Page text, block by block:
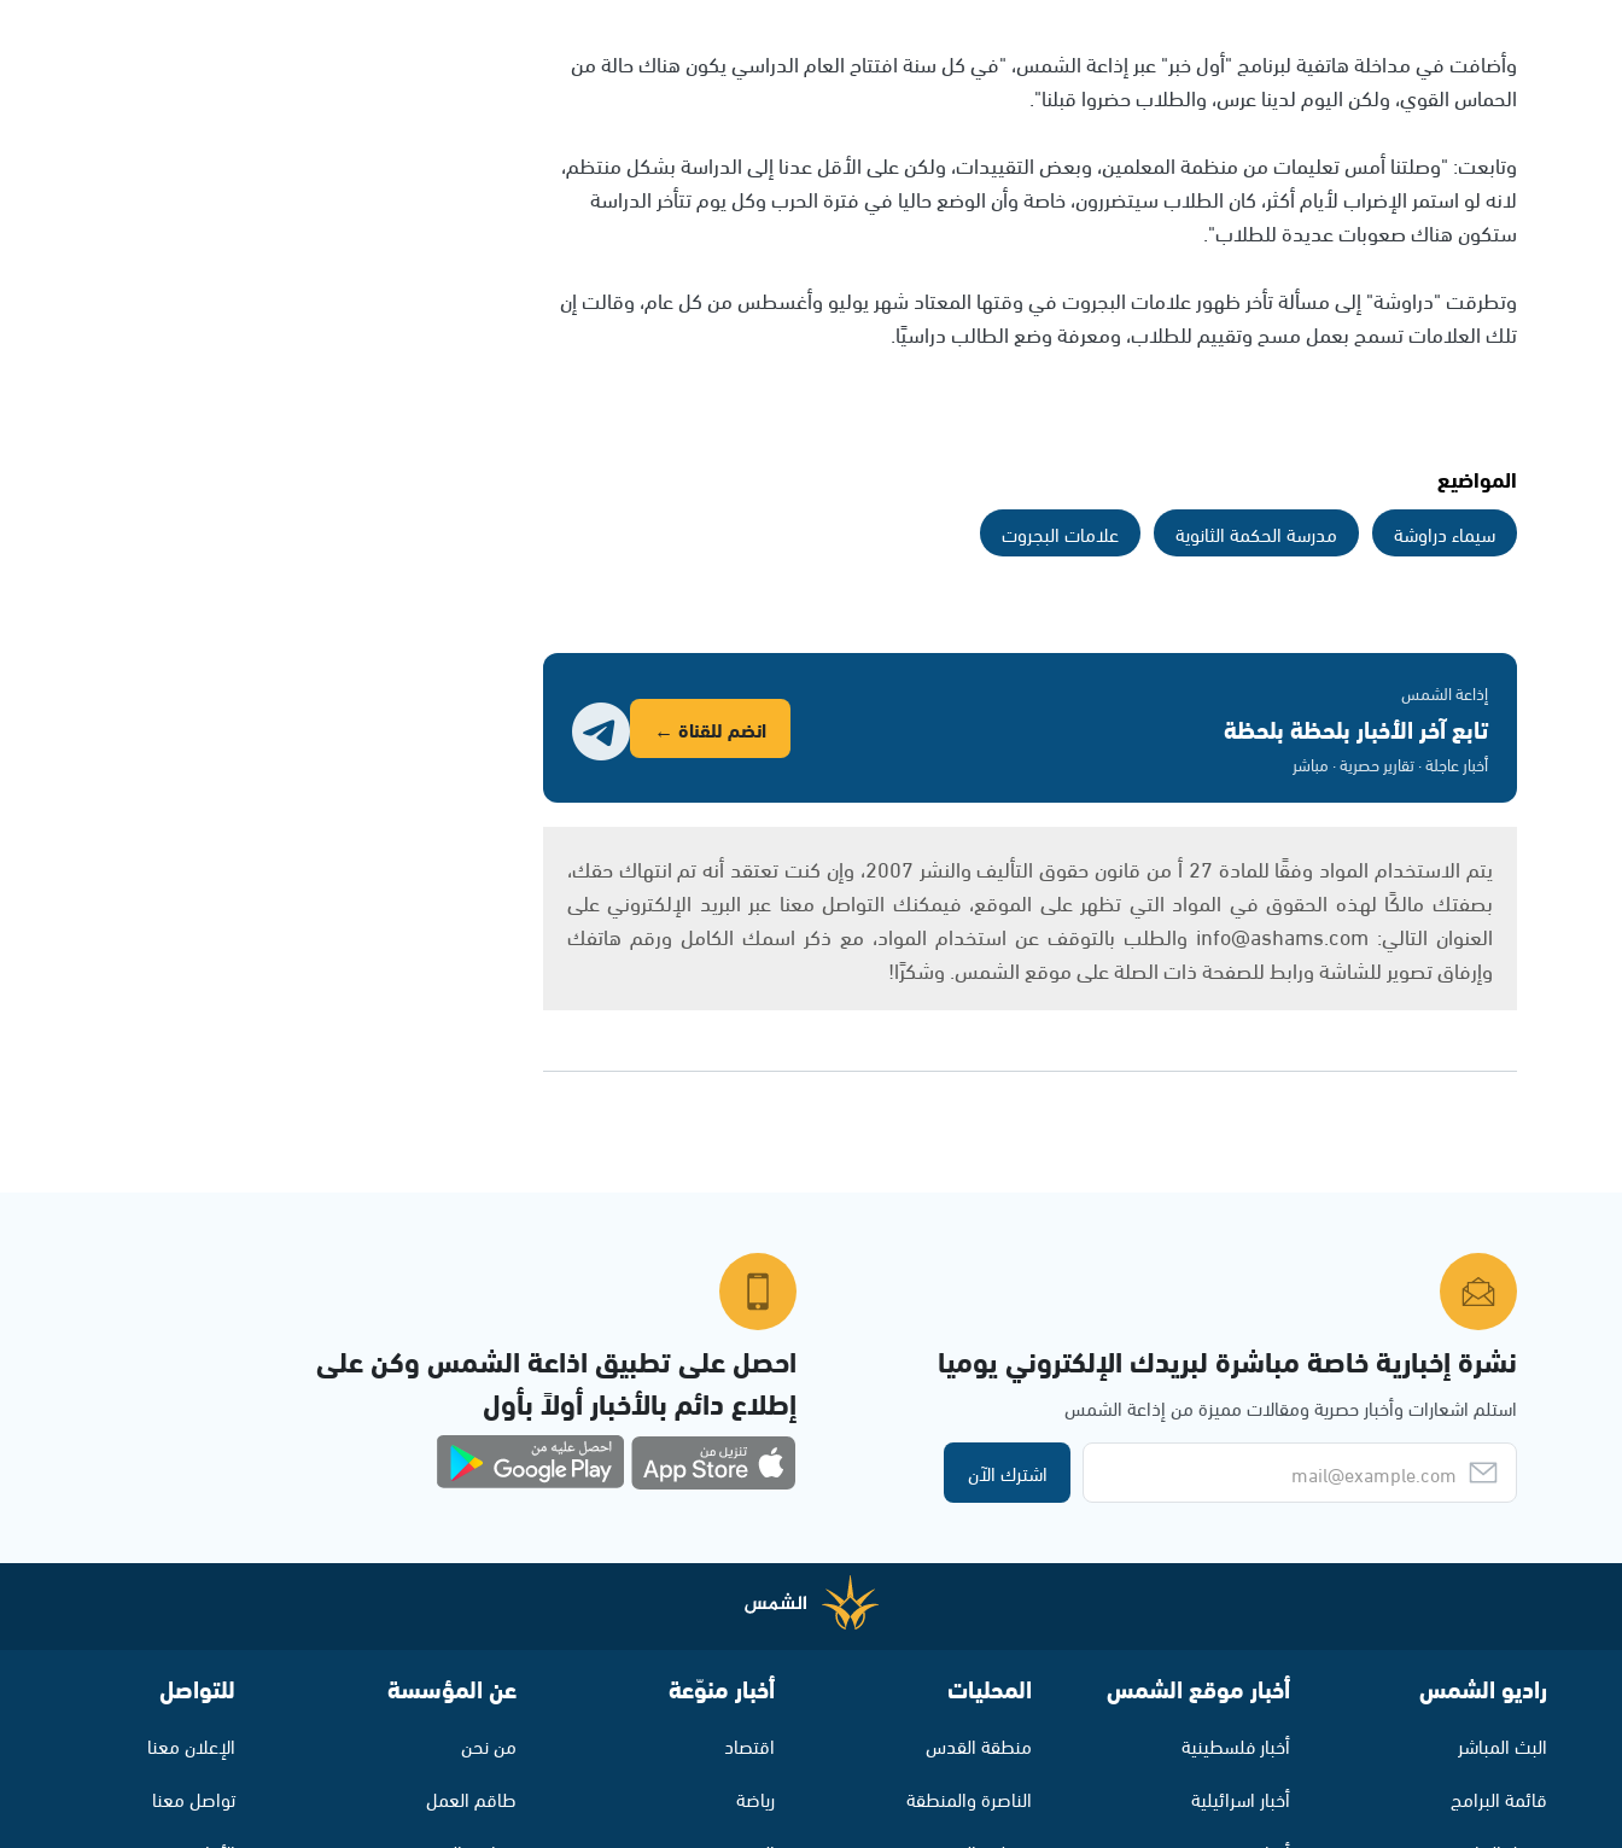
وأضافت في مداخلة هاتفية لبرنامج "أول خبر" عبر إذاعة الشمس، "في كل سنة افتتاح العام الدراسي يكون هناك حالة من
الحماس القوي، ولكن اليوم لدينا عرس، والطلاب حضروا قبلنا".
وتابعت: "وصلتنا أمس تعليمات من منظمة المعلمين، وبعض التقييدات، ولكن على الأقل عدنا إلى الدراسة بشكل منتظم،
لانه لو استمر الإضراب لأيام أكثر، كان الطلاب سيتضررون، خاصة وأن الوضع حاليا في فترة الحرب وكل يوم تتأخر الدراسة
ستكون هناك صعوبات عديدة للطلاب".
وتطرقت "دراوشة" إلى مسألة تأخر ظهور علامات البجروت في وقتها المعتاد شهر يوليو وأغسطس من كل عام، وقالت إن
تلك العلامات تسمح بعمل مسح وتقييم للطلاب، ومعرفة وضع الطالب دراسيًا.
المواضيع
سيماء دراوشة مدرسة الحكمة الثانوية علامات البجروت
إذاعة الشمس
تابع آخر الأخبار بلحظة بلحظة
أخبار عاجلة · تقارير حصرية · مباشر
انضم للقناة ←
يتم الاستخدام المواد وفقًا للمادة 27 أ من قانون حقوق التأليف والنشر 2007، وإن كنت تعتقد أنه تم انتهاك حقك،
بصفتك مالكًا لهذه الحقوق في المواد التي تظهر على الموقع، فيمكنك التواصل معنا عبر البريد الإلكتروني على
العنوان التالي: info@ashams.com والطلب بالتوقف عن استخدام المواد، مع ذكر اسمك الكامل ورقم هاتفك
وإرفاق تصوير للشاشة ورابط للصفحة ذات الصلة على موقع الشمس. وشكرًا!
نشرة إخبارية خاصة مباشرة لبريدك الإلكتروني يوميا
استلم اشعارات وأخبار حصرية ومقالات مميزة من إذاعة الشمس
اشترك الآن
احصل على تطبيق اذاعة الشمس وكن على
إطلاع دائم بالأخبار أولاً بأول
راديو الشمس
البث المباشر
قائمة البرامج
أخبار موقع الشمس
أخبار فلسطينية
أخبار اسرائيلية
المحليات
منطقة القدس
الناصرة والمنطقة
أخبار منوّعة
اقتصاد
رياضة
عن المؤسسة
من نحن
طاقم العمل
للتواصل
الإعلان معنا
تواصل معنا